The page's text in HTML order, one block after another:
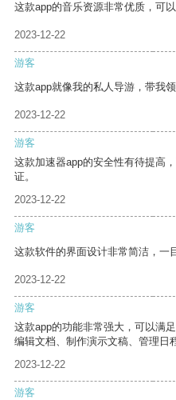
这款app的音乐资源非常优质，可
2023-12-22
游客
这款app就像我的私人导游，带我
2023-12-22
游客
这款加速器app的安全性有待提高
证。
2023-12-22
游客
这款软件的界面设计非常简洁，一
2023-12-22
游客
这款app的功能非常强大，可以满
编辑文档、制作演示文稿、管理日
2023-12-22
游客